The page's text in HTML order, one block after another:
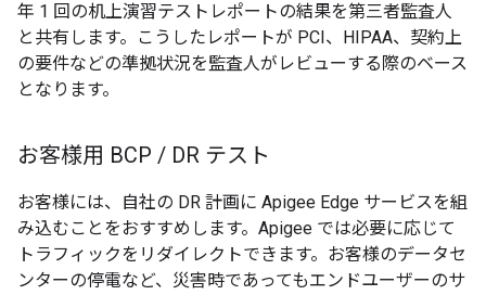
年 1 回の机上演習テストレポートの結果を第三者監査人
と共有します。こうしたレポートが PCI、HIPAA、契約上
の要件などの準拠状況を監査人がレビューする際のベース
となります。
お客様用 BCP / DR テスト
お客様には、自社の DR 計画に Apigee Edge サービスを組
み込むことをおすすめします。Apigee では必要に応じて
トラフィックをリダイレクトできます。お客様のデータセ
ンターの停電など、災害時であってもエンドユーザーのサ